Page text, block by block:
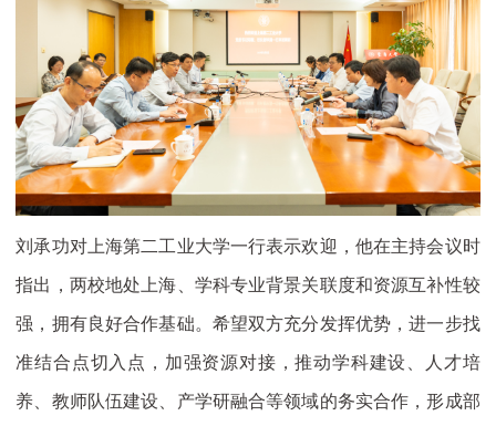
刘承功对上海第二工业大学一行表示欢迎，他在主持会议时
指出，两校地处上海、学科专业背景关联度和资源互补性较
强，拥有良好合作基础。希望双方充分发挥优势，进一步找
准结合点切入点，加强资源对接，推动学科建设、人才培
养、教师队伍建设、产学研融合等领域的务实合作，形成部